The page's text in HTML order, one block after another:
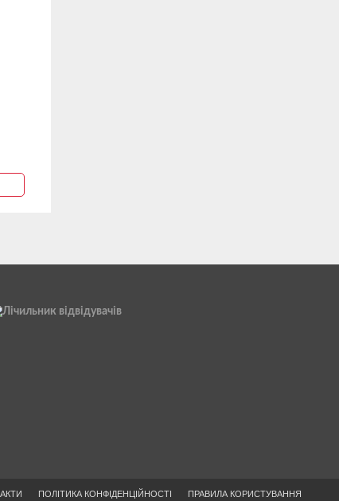
ПОЛІТИКА КОНФІДЕНЦІЙНОСТІ ПРАВИЛА КОРИСТУВАННЯ